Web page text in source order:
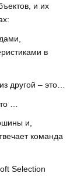
и их
в
другой – это…
…
и,
команда
Selection